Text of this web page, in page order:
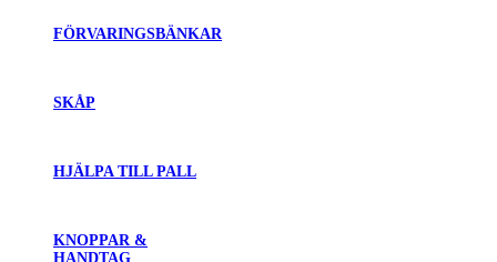
FÖRVARINGSBÄNKAR
SKÅP
HJÄLPA TILL PALL
KNOPPAR &
HANDTAG